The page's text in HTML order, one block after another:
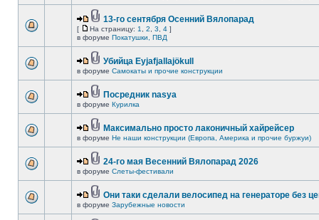
13-го сентября Осенний Вялопарад
[ На страницу: 1 2 3 4 ]
в форуме Покатушки, ПВД
Убийца Eyjafjallajökull
в форуме Самокаты и прочие конструкции
Посредник nasya
в форуме Курилка
Максимально просто лаконичный хайрейсер
в форуме Не наши конструкции (Европа, Америка и прочие буржуи)
24-го мая Весенний Вялопарад 2026
в форуме Слеты-фестивали
Они таки сделали велосипед на генераторе без
в форуме Зарубежные новости